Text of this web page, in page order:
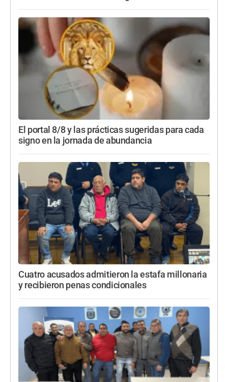
El portal 8/8 y las prácticas sugeridas para cada
signo en la jornada de abundancia
Cuatro acusados admitieron la estafa millonaria
y recibieron penas condicionales